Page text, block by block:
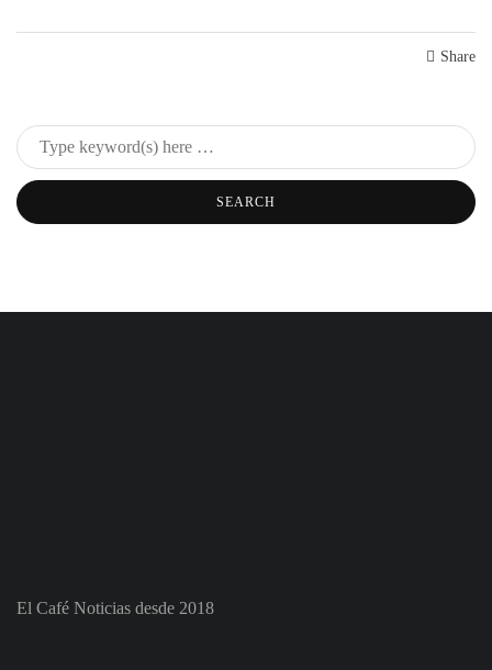
Share
El Café Noticias desde 2018